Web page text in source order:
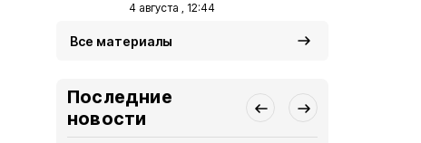
4 августа , 12:44
Все материалы
Последние
новости